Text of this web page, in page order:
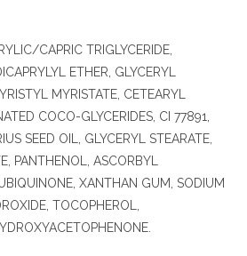
CAPRIC TRIGLYCERIDE,
ETHER, GLYCERYL
MYRISTATE, CETEARYL
COCO-GLYCERIDES, CI 77891,
SEED OIL, GLYCERYL STEARATE,
PANTHENOL, ASCORBYL
XANTHAN GUM, SODIUM
TOCOPHEROL,